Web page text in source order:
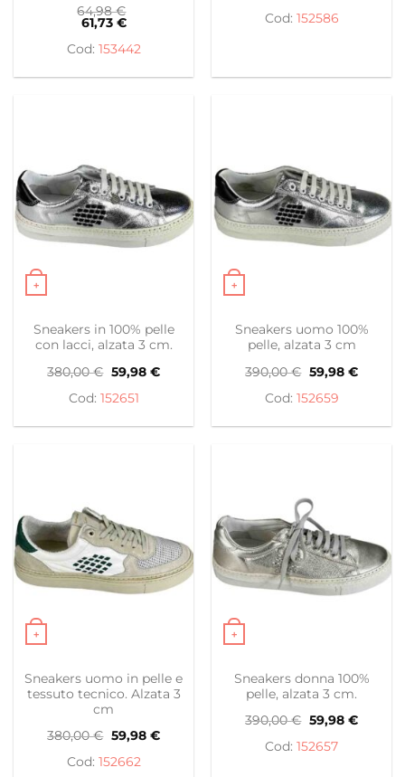
64,98€
61,73 €
153442
152586
+
Questo prodotto ha più varianti. Le opzioni possono
Sneakers in 100% pelle
con lacci, alzata 3 cm.
380,00€ Il
prezzo
originale
era:
59,98 €Il
152651
+
Questo prodotto ha più
Sneakers uomo 100%
pelle, alzata 3 cm
390,00€ Il
prezzo
originale
era:
59,98 €Il
152659
+
Questo prodotto ha più varianti. Le opzioni possono
Sneakers uomo in pelle e
tessuto tecnico. Alzata 3
cm
380,00€ Il
prezzo
originale
era:
59,98 €Il
152662
+
Questo prodotto ha più
Sneakers donna 100%
pelle, alzata 3 cm.
390,00€ Il
prezzo
originale
era:
59,98 €Il
152657